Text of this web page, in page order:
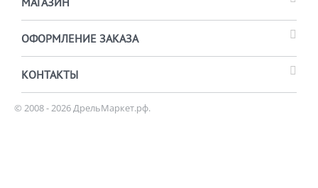
ОФОРМЛЕНИЕ ЗАКАЗА
КОНТАКТЫ
© 2008 - 2026 ДрельМаркет.рф.